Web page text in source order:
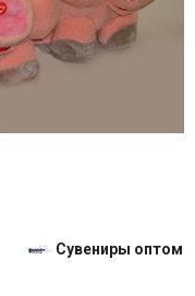
Сувениры оптом